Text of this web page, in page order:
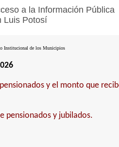
a la Información Pública
Luis Potosí
Institucional de los Municipios
y el monto que
pensionados y jubilados.